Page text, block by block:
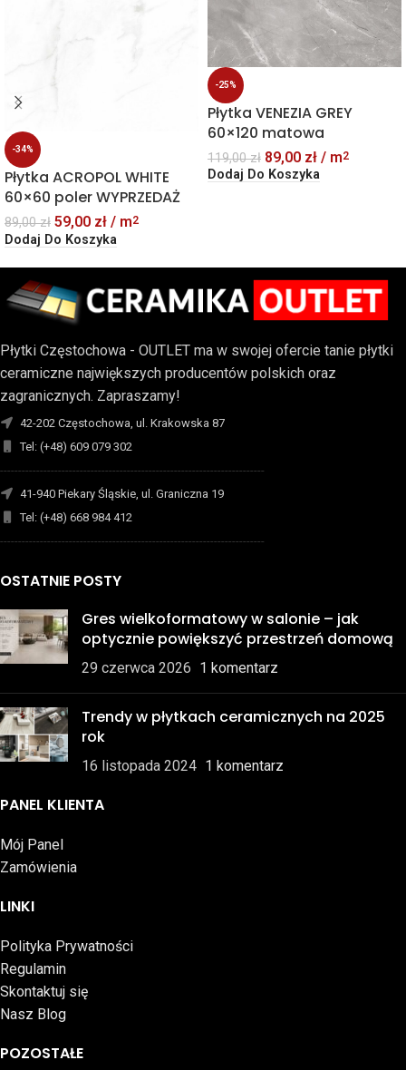
-34%
Płytka ACROPOL WHITE
60×60 poler WYPRZEDAŻ
89,00zł 59,00 zł / m2
Dodaj Do Koszyka
-25%
Płytka VENEZIA GREY
60×120 matowa
119,00zł 89,00 zł / m2
Dodaj Do Koszyka
Płytki Częstochowa - OUTLET ma w swojej ofercie tanie płytki
ceramiczne największych producentów polskich oraz
zagranicznych. Zapraszamy!
42-202 Częstochowa, ul. Krakowska 87
Tel: (+48) 609 079 302
-------------------------------------------------------------------------
41-940 Piekary Śląskie, ul. Graniczna 19
Tel: (+48) 668 984 412
-------------------------------------------------------------------------
OSTATNIE POSTY
Gres wielkoformatowy w salonie – jak
optycznie powiększyć przestrzeń domową
29 czerwca 2026 1 komentarz
Trendy w płytkach ceramicznych na 2025
rok
16 listopada 2024 1 komentarz
PANEL KLIENTA
Mój Panel
Zamówienia
LINKI
Polityka Prywatności
Regulamin
Skontaktuj się
Nasz Blog
POZOSTAŁE